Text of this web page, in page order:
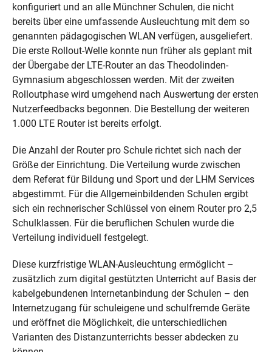
konfiguriert und an alle Münchner Schulen, die nicht
bereits über eine umfassende Ausleuchtung mit dem so
genannten pädagogischen WLAN verfügen, ausgeliefert.
Die erste Rollout-Welle konnte nun früher als geplant mit
der Übergabe der LTE-Router an das Theodolinden-
Gymnasium abgeschlossen werden. Mit der zweiten
Rolloutphase wird umgehend nach Auswertung der ersten
Nutzerfeedbacks begonnen. Die Bestellung der weiteren
1.000 LTE Router ist bereits erfolgt.
Die Anzahl der Router pro Schule richtet sich nach der
Größe der Einrichtung. Die Verteilung wurde zwischen
dem Referat für Bildung und Sport und der LHM Services
abgestimmt. Für die Allgemeinbildenden Schulen ergibt
sich ein rechnerischer Schlüssel von einem Router pro 2,5
Schulklassen. Für die beruflichen Schulen wurde die
Verteilung individuell festgelegt.
Diese kurzfristige WLAN-Ausleuchtung ermöglicht –
zusätzlich zum digital gestützten Unterricht auf Basis der
kabelgebundenen Internetanbindung der Schulen – den
Internetzugang für schuleigene und schulfremde Geräte
und eröffnet die Möglichkeit, die unterschiedlichen
Varianten des Distanzunterrichts besser abdecken zu